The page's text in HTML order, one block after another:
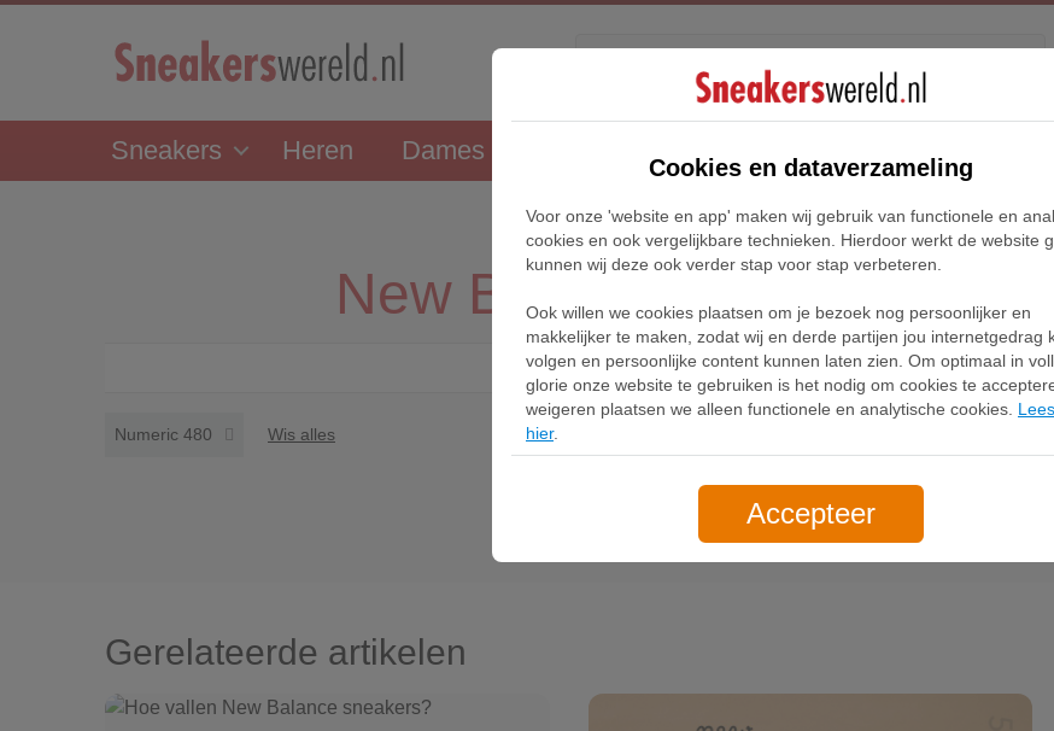
Sneakers Heren Dames Releases Blog
Home New Balance Numeric 480 Sneakers
New Balance Numeric 480
Filter 1
Numeric 480 Wis alles
Gerelateerde artikelen
Cookies en dataverzameling
Voor onze 'website en app' maken wij gebruik van functionele en
cookies en ook vergelijkbare technieken. Hierdoor werkt de website
kunnen wij deze ook verder stap voor stap verbeteren.
Ook willen we cookies plaatsen om je bezoek nog persoonlijker en
makkelijker te maken, zodat wij en derde partijen jou internetgedrag
volgen en persoonlijke content kunnen laten zien. Om optimaal in
glorie onze website te gebruiken is het nodig om cookies te
weigeren plaatsen we alleen functionele en analytische cookies.
hier.
Accepteer